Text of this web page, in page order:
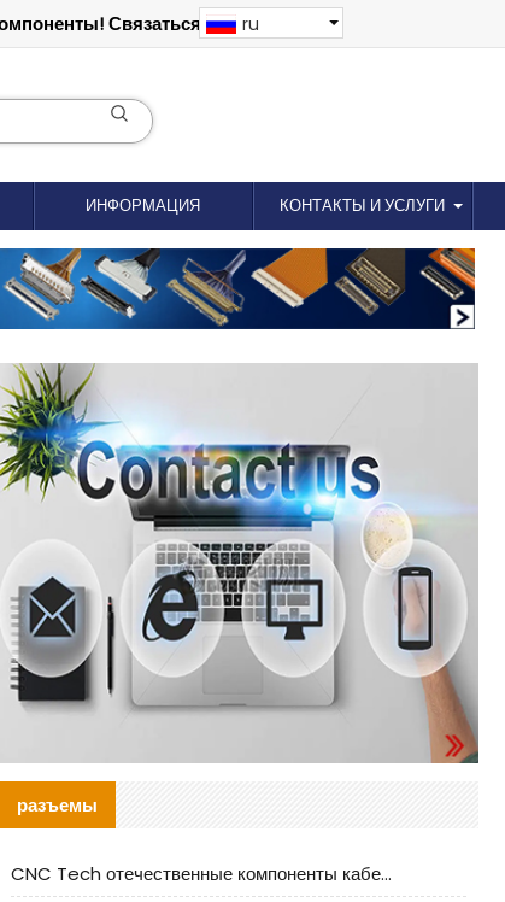
Связаться: 18012695035
ru
ИНФОРМАЦИЯ КОНТАКТЫ И УСЛУГИ
разъемы
CNC Tech отечественные компоненты кабельной арматуры оценка и руководство по производственному внедрению